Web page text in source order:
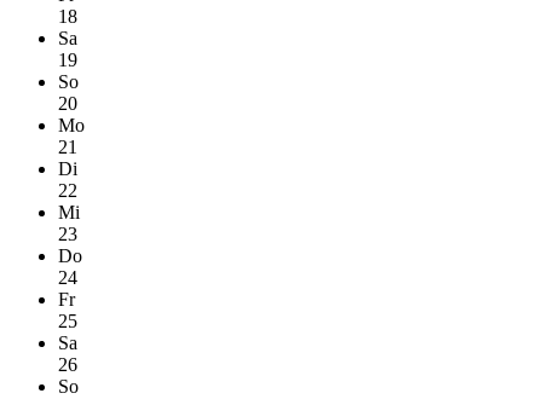
18
Sa
19
So
20
Mo
21
Di
22
Mi
23
Do
24
Fr
25
Sa
26
So